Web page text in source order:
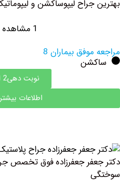
لیپوساکشن و لیپوماتیک رشت
بیماران 8
نوبت دهی2 اینترنتی
اطلاعات بیشتر و آدرس
جعفرزاده فوق تخصص جراحی